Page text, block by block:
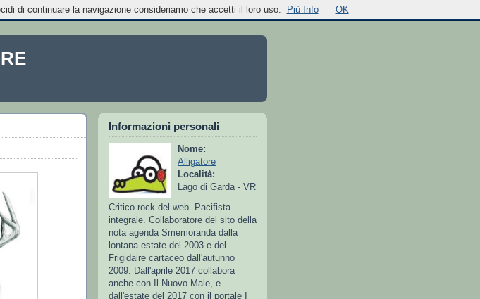
Informazioni personali
Nome:
Alligatore
Località:
Lago di Garda - VR
Critico rock del web. Pacifista
integrale. Collaboratore del sito della
nota agenda Smemoranda dalla
lontana estate del 2003 e del
Frigidaire cartaceo dall'autunno
2009. Dall'aprile 2017 collabora
anche con Il Nuovo Male, e
dall'estate del 2017 con il portale I
di continuare la navigazione consideriamo che accetti il loro uso. Più Info OK